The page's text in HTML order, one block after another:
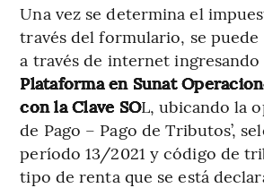
Una vez se determina el
través del formulario, se puede
a través de internet ingresando
Plataforma en Sunat
con la Clave SOL, ubicando la
de Pago – Pago de Tributos’,
período 13/2021 y código de
tipo de renta que se está